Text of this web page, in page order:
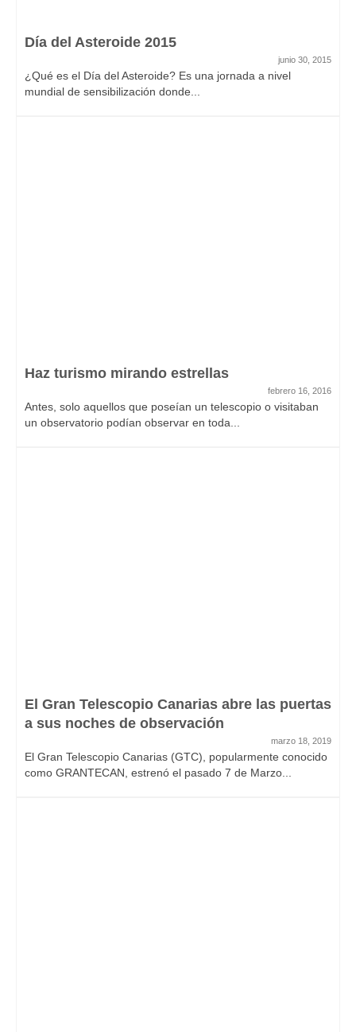
Día del Asteroide 2015
junio 30, 2015
¿Qué es el Día del Asteroide? Es una jornada a nivel
mundial de sensibilización donde...
Haz turismo mirando estrellas
febrero 16, 2016
Antes, solo aquellos que poseían un telescopio o visitaban
un observatorio podían observar en toda...
El Gran Telescopio Canarias abre las puertas
a sus noches de observación
marzo 18, 2019
El Gran Telescopio Canarias (GTC), popularmente conocido
como GRANTECAN, estrenó el pasado 7 de Marzo...